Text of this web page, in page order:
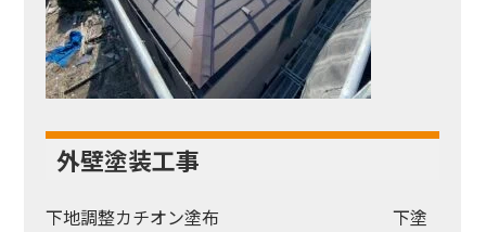
外壁塗装工事
下地調整カチオン塗布 下塗